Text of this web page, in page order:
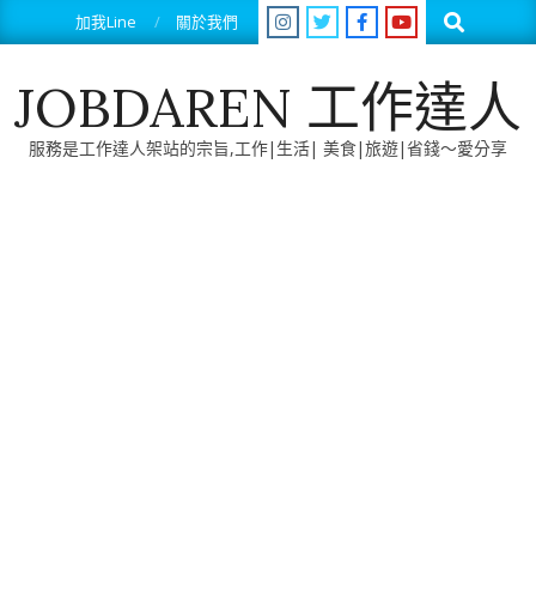
to
加我Line 關於我們 Search
JOBDAREN 工作達人
服務是工作達人架站的宗旨,工作|生活| 美食|旅遊|省錢～愛分享